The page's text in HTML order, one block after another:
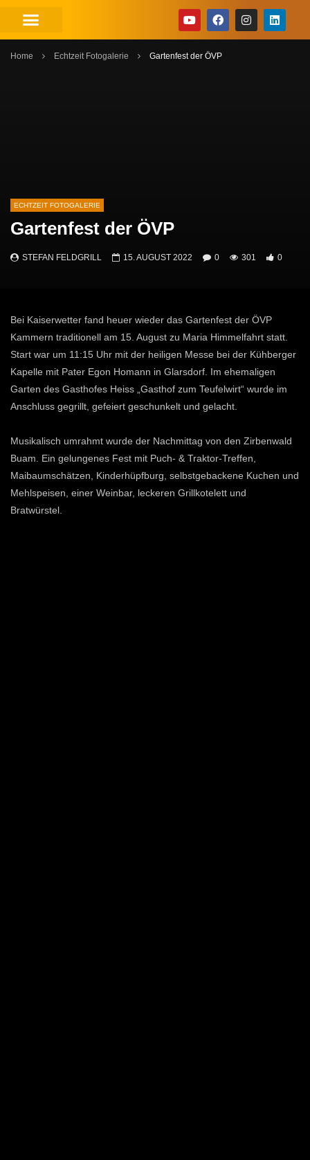
Home Echtzeit Fotogalerie Gartenfest der ÖVP
ECHTZEIT FOTOGALERIE
Gartenfest der ÖVP
STEFAN FELDGRILL 15. AUGUST 2022 0 301 0
Bei Kaiserwetter fand heuer wieder das Gartenfest der ÖVP
Kammern traditionell am 15. August zu Maria Himmelfahrt statt.
Start war um 11:15 Uhr mit der heiligen Messe bei der Kühberger
Kapelle mit Pater Egon Homann in Glarsdorf. Im ehemaligen
Garten des Gasthofes Heiss „Gasthof zum Teufelwirt“ wurde im
Anschluss gegrillt, gefeiert geschunkelt und gelacht.
Musikalisch umrahmt wurde der Nachmittag von den Zirbenwald
Buam. Ein gelungenes Fest mit Puch- & Traktor-Treffen,
Maibaumschätzen, Kinderhüpfburg, selbstgebackene Kuchen und
Mehlspeisen, einer Weinbar, leckeren Grillkotelett und
Bratwürstel.